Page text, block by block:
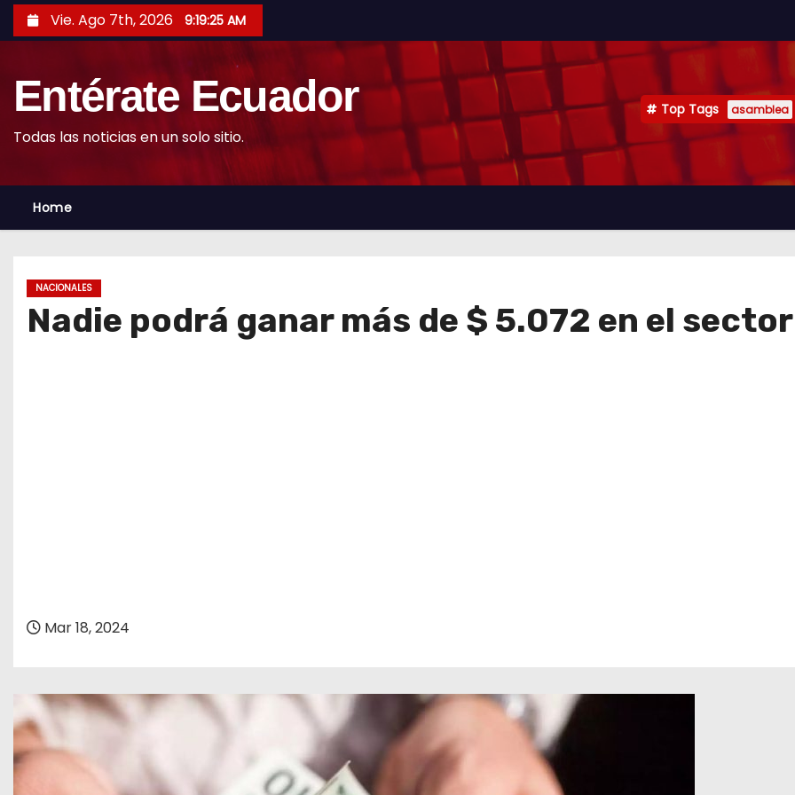
k
o
t
Vie. Ago 7th, 2026 9:19:26 AM
Entérate Ecuador
Todas las noticias en un solo sitio.
Top Tags asamblea
Home
NACIONALES
Nadie podrá ganar más de $ 5.072 en el
Mar 18, 2024